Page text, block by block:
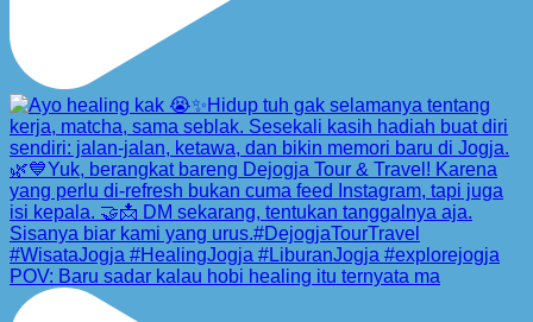
POV: Baru sadar kalau hobi healing itu ternyata ma